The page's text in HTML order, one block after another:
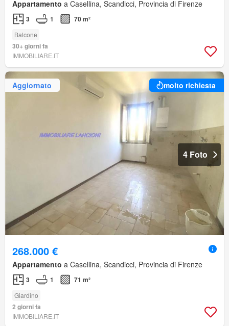
Appartamento a Casellina, Scandicci, Provincia di Firenze
3 1 70 m²
Balcone
30+ giorni fa
IMMOBILIARE.IT
Aggiornato molto richiesta
4 Foto
268.000 €
Appartamento a Casellina, Scandicci, Provincia di Firenze
3 1 71 m²
Giardino
2 giorni fa
IMMOBILIARE.IT